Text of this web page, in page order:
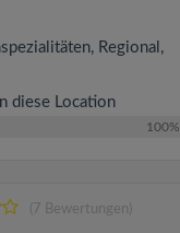
Regional,
diese Location
100%
(7 Bewertungen)